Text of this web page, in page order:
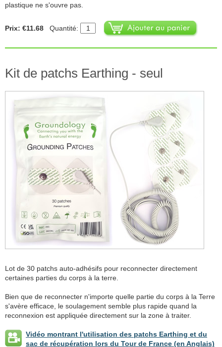
plastique ne s'ouvre pas.
Prix: €11.68 Quantité:
Kit de patchs Earthing - seul
Lot de 30 patchs auto-adhésifs pour reconnecter directement
certaines parties du corps à la terre.
Bien que de reconnecter n'importe quelle partie du corps à la Terre
s'avère efficace, le soulagement semble plus rapide quand la
reconnexion est appliquée directement sur la zone à traiter.
Vidéo montrant l'utilisation des patchs Earthing et du
sac de récupération lors du Tour de France (en Anglais)